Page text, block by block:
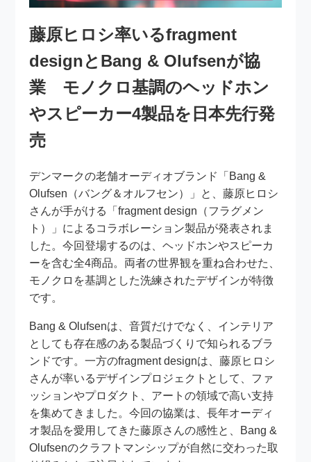
藤原ヒロシ率いるfragment
designとBang & Olufsenが協
業 モノクロ基調のヘッドホン
やスピーカー4製品を日本先行発
売
デンマークの老舗オーディオブランド「Bang &
Olufsen（バング＆オルフセン）」と、藤原ヒロシ
さんが手がける「fragment design（フラグメン
ト）」によるコラボレーション製品が発表されま
した。今回登場するのは、ヘッドホンやスピーカ
ーを含む全4商品。両者の世界観を重ね合わせた、
モノクロを基調とした洗練されたデザインが特徴
です。
Bang & Olufsenは、音質だけでなく、インテリア
としても存在感のある製品づくりで知られるブラ
ンドです。一方のfragment designは、藤原ヒロシ
さんが率いるデザインプロジェクトとして、ファ
ッションやプロダクト、アートの領域で高い支持
を集めてきました。今回の協業は、長年オーディ
オ製品を愛用してきた藤原さんの感性と、Bang &
Olufsenのクラフトマンシップが自然に交わった取